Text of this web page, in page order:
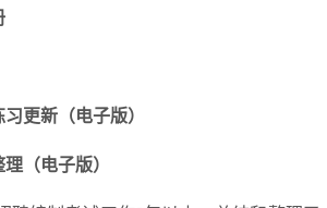
习更新 （电子版）
（电子版）